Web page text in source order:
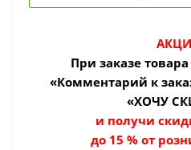
При заказе товара
«Комментарий к
«ХОЧУ
и получи
до 15 % от